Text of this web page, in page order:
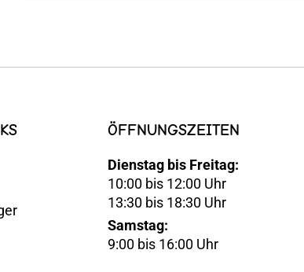
ÖFFNUNGSZEITEN
Dienstag bis Freitag:
10:00 bis 12:00 Uhr
13:30 bis 18:30 Uhr
Samstag:
9:00 bis 16:00 Uhr